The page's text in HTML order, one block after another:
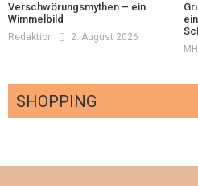
Verschwörungsmythen – ein
Wimmelbild
Redaktion 2. August 2026
SHOPPING